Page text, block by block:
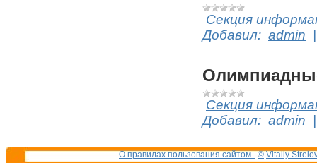
Секция
Добавил: admin
Секция
Добавил: admin
О правилах пользования сайтом . © Vitaliy